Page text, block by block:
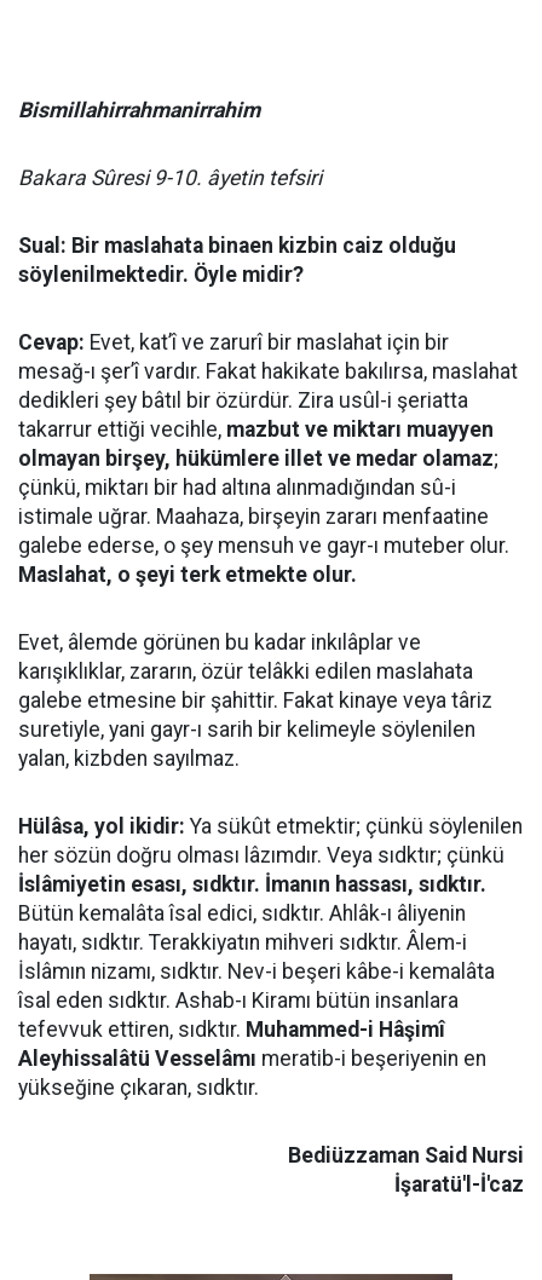
Bismillahirrahmanirrahim
Bakara Sûresi 9-10. âyetin tefsiri
Sual: Bir maslahata binaen kizbin caiz olduğu
söylenilmektedir. Öyle midir?
Cevap: Evet, kat’î ve zarurî bir maslahat için bir
mesağ-ı şer’î vardır. Fakat hakikate bakılırsa, maslahat
dedikleri şey bâtıl bir özürdür. Zira usûl-i şeriatta
takarrur ettiği vecihle, mazbut ve miktarı muayyen
olmayan birşey, hükümlere illet ve medar olamaz;
çünkü, miktarı bir had altına alınmadığından sû-i
istimale uğrar. Maahaza, birşeyin zararı menfaatine
galebe ederse, o şey mensuh ve gayr-ı muteber olur.
Maslahat, o şeyi terk etmekte olur.
Evet, âlemde görünen bu kadar inkılâplar ve
karışıklıklar, zararın, özür telâkki edilen maslahata
galebe etmesine bir şahittir. Fakat kinaye veya târiz
suretiyle, yani gayr-ı sarih bir kelimeyle söylenilen
yalan, kizbden sayılmaz.
Hülâsa, yol ikidir: Ya sükût etmektir; çünkü söylenilen
her sözün doğru olması lâzımdır. Veya sıdktır; çünkü
İslâmiyetin esası, sıdktır. İmanın hassası, sıdktır.
Bütün kemalâta îsal edici, sıdktır. Ahlâk-ı âliyenin
hayatı, sıdktır. Terakkiyatın mihveri sıdktır. Âlem-i
İslâmın nizamı, sıdktır. Nev-i beşeri kâbe-i kemalâta
îsal eden sıdktır. Ashab-ı Kiramı bütün insanlara
tefevvuk ettiren, sıdktır. Muhammed-i Hâşimî
Aleyhissalâtü Vesselâmı meratib-i beşeriyenin en
yükseğine çıkaran, sıdktır.
Bediüzzaman Said Nursi
İşaratü'l-İ'caz